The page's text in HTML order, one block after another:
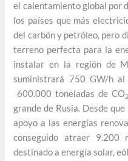
el calentamiento global por
los países que más
del carbón y petróleo, pero
terreno perfecta para la
instalar en la región de
suministrará 750 GW/h al
600.000 toneladas de CO2
grande de Rusia. Desde
apoyo a las energías
conseguido atraer 9.200
destinado a energía solar,